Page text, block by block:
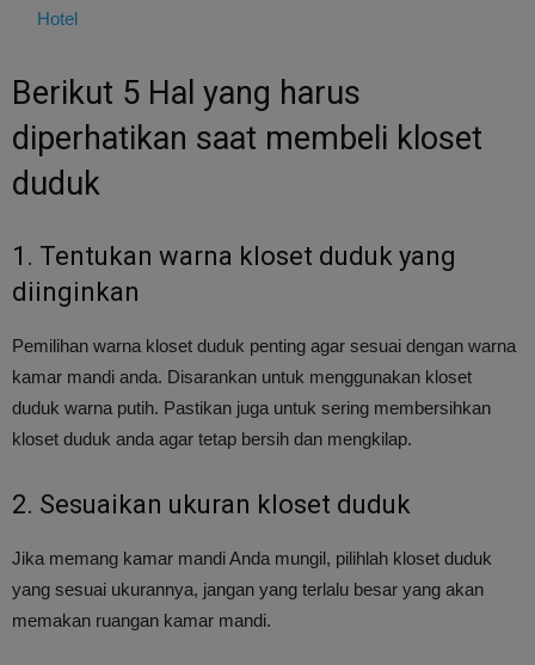
Hotel
Berikut 5 Hal yang harus
diperhatikan saat membeli kloset
duduk
1. Tentukan warna kloset duduk yang
diinginkan
Pemilihan warna kloset duduk penting agar sesuai dengan warna
kamar mandi anda. Disarankan untuk menggunakan kloset
duduk warna putih. Pastikan juga untuk sering membersihkan
kloset duduk anda agar tetap bersih dan mengkilap.
2. Sesuaikan ukuran kloset duduk
Jika memang kamar mandi Anda mungil, pilihlah kloset duduk
yang sesuai ukurannya, jangan yang terlalu besar yang akan
memakan ruangan kamar mandi.